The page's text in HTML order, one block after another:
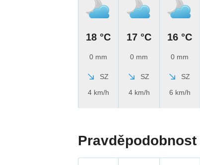
18 °C
0 mm
SZ
4 km/h
17 °C
0 mm
SZ
4 km/h
16 °C
0 mm
SZ
6 km/h